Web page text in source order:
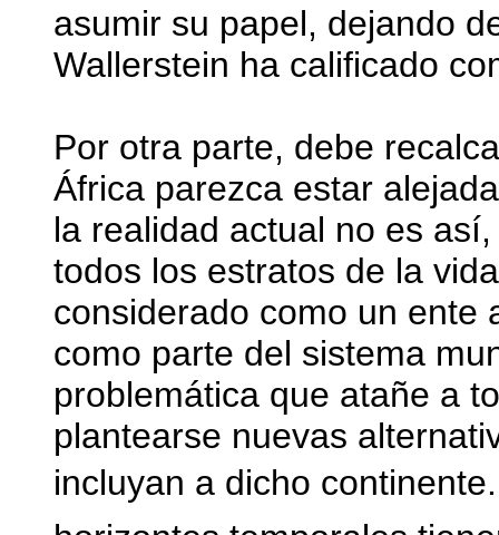
asumir su papel, dejando
Wallerstein ha calificado
Por otra parte, debe
África parezca estar
la realidad actual no es
todos los estratos de la
considerado como un ente
como parte del sistema
problemática que atañe a
plantearse nuevas
incluyan a dicho